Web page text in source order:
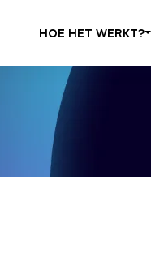
HOE HET WERKT?